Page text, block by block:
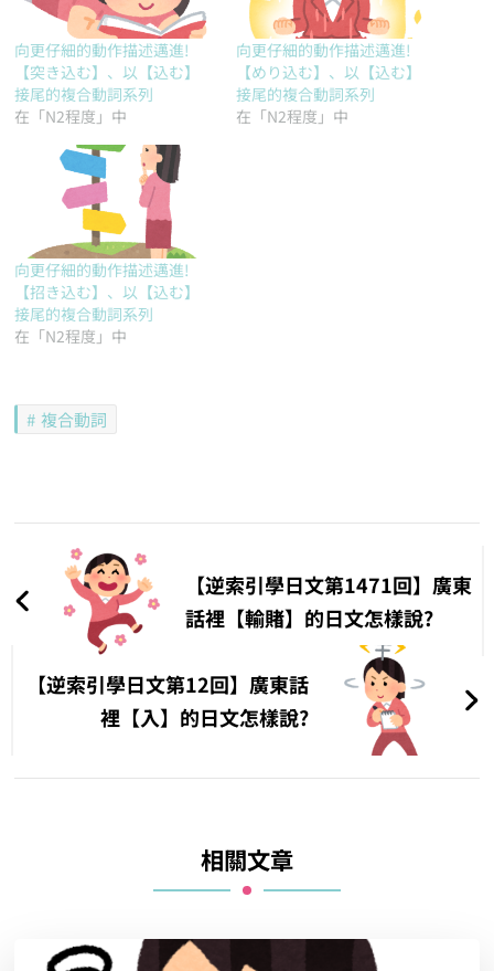
向更仔細的動作描述邁進!
【突き込む】、以【込む】
接尾的複合動詞系列
在「N2程度」中
向更仔細的動作描述邁進!
【めり込む】、以【込む】
接尾的複合動詞系列
在「N2程度」中
向更仔細的動作描述邁進!
【招き込む】、以【込む】
接尾的複合動詞系列
在「N2程度」中
複合動詞
章
導
覽
【逆索引學日文第1471回】廣東
話裡【輸賭】的日文怎樣說?
【逆索引學日文第12回】廣東話
裡【入】的日文怎樣說?
相關文章